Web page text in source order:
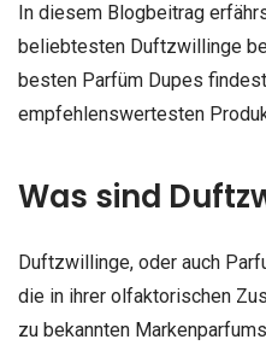
In diesem Blogbeitrag
beliebtesten Duftzwillinge
besten Parfüm Dupes
empfehlenswertesten
Was sind
Duftzwillinge, oder auch
die in ihrer olfaktorischen
zu bekannten